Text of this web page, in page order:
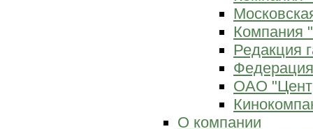
Компания
Редакция
ОАО
О компании